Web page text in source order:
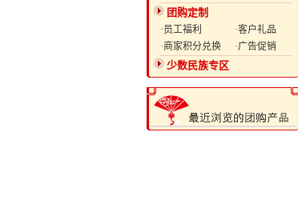
团购定制
·员工福利
·客户礼品
·商家积分兑换
·广告促销
少数民族专区